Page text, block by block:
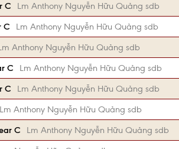
C
Lm Anthony Nguyễn Hữu Quảng sdb
C
Lm Anthony Nguyễn Hữu Quảng sdb
Anthony Nguyễn Hữu Quảng sdb
C
Lm Anthony Nguyễn Hữu Quảng sdb
C
Lm Anthony Nguyễn Hữu Quảng sdb
Lm Anthony Nguyễn Hữu Quảng sdb
C
Lm Anthony Nguyễn Hữu Quảng sdb